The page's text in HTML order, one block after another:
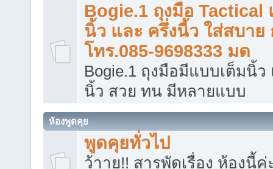
Bogie.1 ถุงมือ Tactical
นิ้ว และ ครึ่งนี้ว ใส่สบาย
โทร.085-9698333 มด
Bogie.1 ถุงมือมีแบบเต็มนิ้ว
นิ้ว สวย ทน มีหลายแบบ
ห้องพูดคุย
พูดคุยทั่วไป
ว้าาย!! สารพัดเรื่อง ห้องนี้